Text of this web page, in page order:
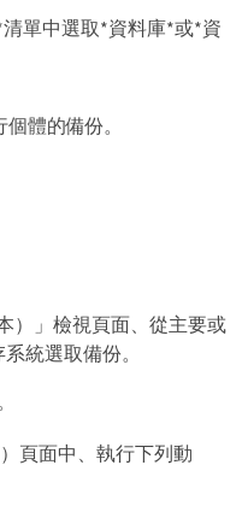
單中選取*資料庫*或*資
體的備份。
）」檢視頁面、從主要或
統選取備份。
頁面中、執行下列動